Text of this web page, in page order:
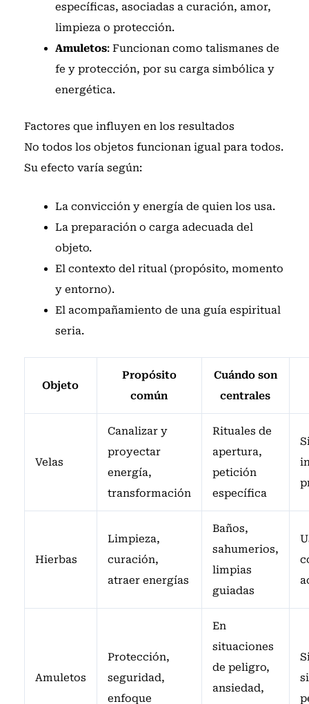
específicas, asociadas a curación, amor,
limpieza o protección.
Amuletos: Funcionan como talismanes de
fe y protección, por su carga simbólica y
energética.
Factores que influyen en los resultados
No todos los objetos funcionan igual para todos.
Su efecto varía según:
La convicción y energía de quien los usa.
La preparación o carga adecuada del
objeto.
El contexto del ritual (propósito, momento
y entorno).
El acompañamiento de una guía espiritual
seria.
Objeto
Propósito
común
Cuándo son
centrales
Velas
Canalizar y
proyectar
energía,
transformación
Rituales de
apertura,
petición
específica
Hierbas
Limpieza,
curación,
atraer energías
Baños,
sahumerios,
limpias
guiadas
Amuletos
Protección,
seguridad,
enfoque
En
situaciones
de peligro,
ansiedad,